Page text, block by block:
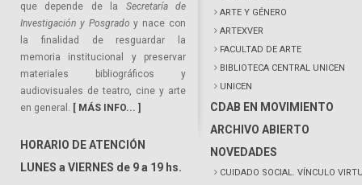
que depende de la Secretaría de
Investigación y Posgrado y nace con
la finalidad de resguardar la
memoria institucional y preservar
materiales bibliográficos y
audiovisuales de teatro, cine y arte
en general. [ MÁS INFO... ]
HORARIO DE ATENCIÓN
LUNES a VIERNES de 9 a 19 hs.
ARTE Y GÉNERO
ARTEXVER
FACULTAD DE ARTE
BIBLIOTECA CENTRAL UNICEN
UNICEN
CDAB EN MOVIMIENTO
ARCHIVO ABIERTO
NOVEDADES
CUIDADO SOCIAL. VÍNCULO